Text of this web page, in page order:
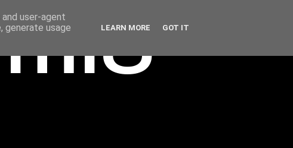
user-agent
generate usage
LEARN MORE GOT IT